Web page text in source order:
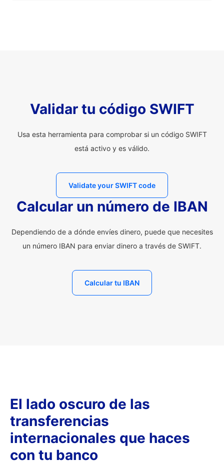
Validar tu código SWIFT
Usa esta herramienta para comprobar si un código SWIFT
está activo y es válido.
Validate your SWIFT code
Calcular un número de IBAN
Dependiendo de a dónde envíes dinero, puede que necesites
un número IBAN para enviar dinero a través de SWIFT.
Calcular tu IBAN
El lado oscuro de las
transferencias
internacionales que haces
con tu banco